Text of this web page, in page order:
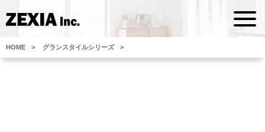
HOME グランスタイルシリーズ